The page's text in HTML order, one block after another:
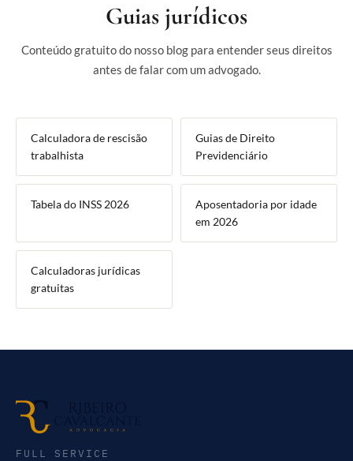
Guias jurídicos
Conteúdo gratuito do nosso blog para entender seus direitos
antes de falar com um advogado.
Calculadora de rescisão
trabalhista
Guias de Direito
Previdenciário
Tabela do INSS 2026
Aposentadoria por idade
em 2026
Calculadoras jurídicas
gratuitas
FULL SERVICE